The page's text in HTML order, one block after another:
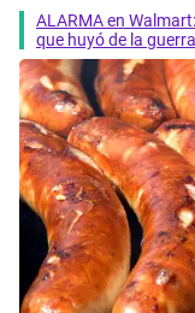
ALARMA en
que huyó de la